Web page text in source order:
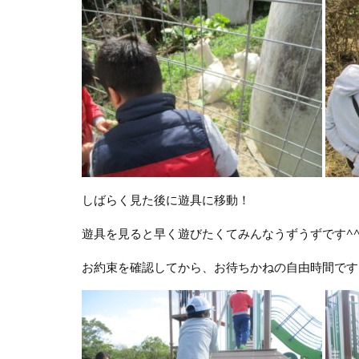
しばらく見た後に遊具に移動！
遊具を見ると早く遊びたくてみんなうずうずです
お約束を確認してから、お待ちかねの自由時間で